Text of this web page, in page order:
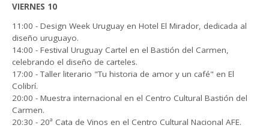
VIERNES 10
11:00 - Design Week Uruguay en Hotel El Mirador, dedicada al
diseño uruguayo.
14:00 - Festival Uruguay Cartel en el Bastión del Carmen,
celebrando el diseño de carteles.
17:00 - Taller literario "Tu historia de amor y un café" en El
Colibrí.
20:00 - Muestra internacional en el Centro Cultural Bastión del
Carmen.
20:30 - 20ª Cata de Vinos en el Centro Cultural Nacional AFE.